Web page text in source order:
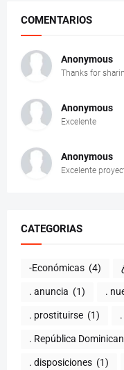
COMENTARIOS
Anonymous
Thanks for
Anonymous
Excelente
Anonymous
Excelente
CATEGORIAS
-Económicas (4)
. anuncia (1) .
. prostituirse (1)
. República
. disposiciones (1)